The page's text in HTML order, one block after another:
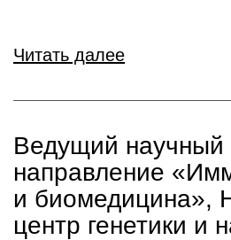
Читать далее
Ведущий научный
направление
и биомедицина»,
центр генетики и